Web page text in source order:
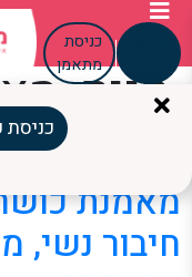
כניסת
מתאמן
תגית:
אישית
מאמנת
חיבור נשי,